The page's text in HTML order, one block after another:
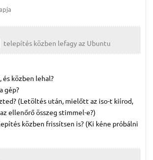
telepítés közben lefagy az Ubuntu
közben lehal?
gép?
(Letöltés után, mielőtt az iso-t kiírod,
ellenőrő összeg stimmel-e?)
közben frissítsen is? (Ki kéne próbálni